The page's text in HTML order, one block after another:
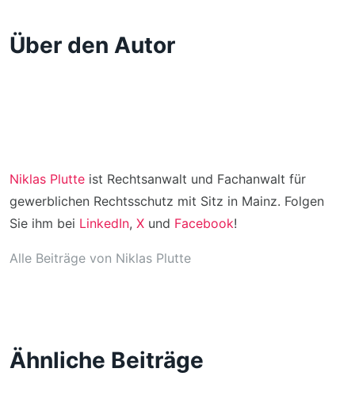
Über den Autor
Niklas Plutte ist Rechtsanwalt und Fachanwalt für
gewerblichen Rechtsschutz mit Sitz in Mainz. Folgen
Sie ihm bei LinkedIn, X und Facebook!
Alle Beiträge von Niklas Plutte
Ähnliche Beiträge